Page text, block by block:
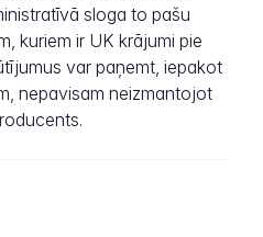
sloga to pašu
kuriem ir UK krājumi pie
var paņemt, iepakot
nepavisam neizmantojot